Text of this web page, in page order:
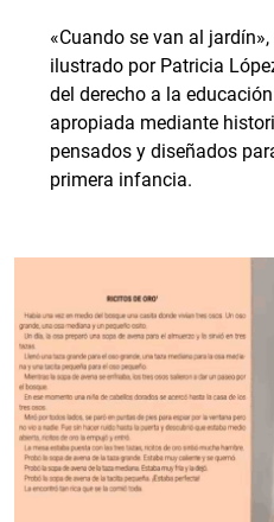
«Cuando se van al
ilustrado por Patricia
del derecho a la
apropiada mediante
pensados y diseñados
primera infancia.